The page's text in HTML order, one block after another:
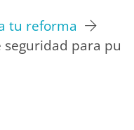
tu reforma
seguridad para pu